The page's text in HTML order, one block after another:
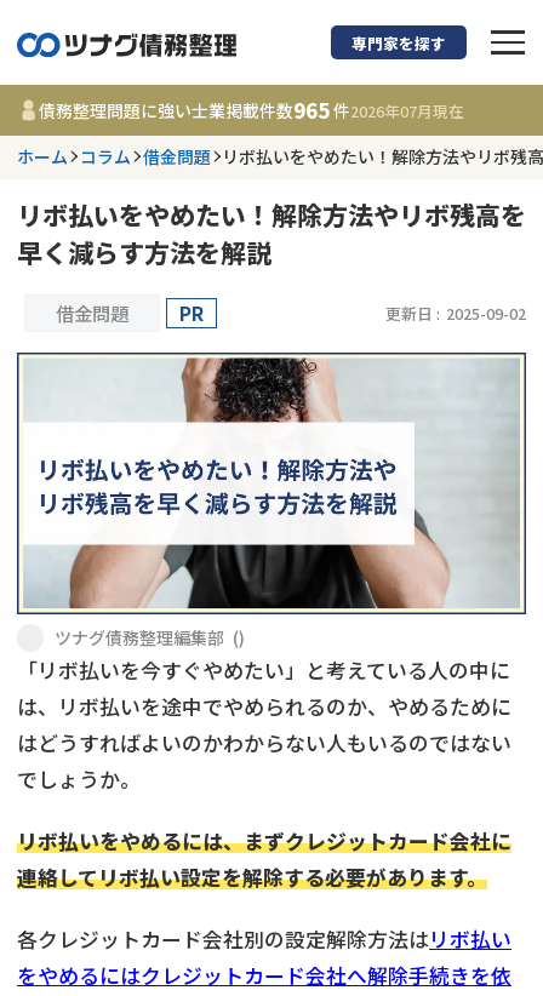
債務整理に強い弁
都道府県を選択
事務所 965
件
借金返済相談・交渉
任意整理
会社破産・法人破産
闇金
費用相場
コラム
個人再生（民事再生）
借金問題
専門家を探す
債務整理問題に強い士業掲載件数965件2026年07月現在
ホーム コラム 借金問題 リボ払いをやめたい！解除方法やリボ
リボ払いをやめたい！解除方法やリボ残高を
早く減らす方法を解説
借金問題 PR 更新日 : 2025-09-02
ツナグ債務整理編集部 ()
「リボ払いを今すぐやめたい」と考えている人の中に
は、リボ払いを途中でやめられるのか、やめるために
はどうすればよいのかわからない人もいるのではない
でしょうか。
リボ払いをやめるには、まずクレジットカード会社に
連絡してリボ払い設定を解除する必要があります。
各クレジットカード会社別の設定解除方法はリボ払い
をやめるにはクレジットカード会社へ解除手続きを依